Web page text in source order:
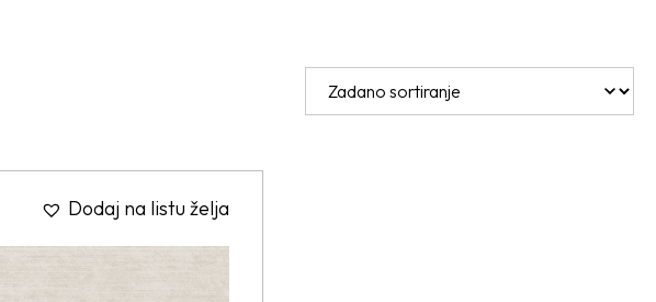
Dodaj na listu želja